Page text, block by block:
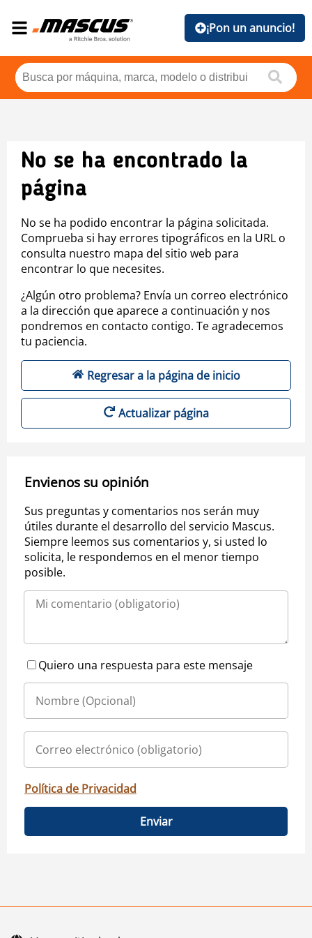
¡Pon un anuncio!
No se ha encontrado la
página
No se ha podido encontrar la página solicitada.
Comprueba si hay errores tipográficos en la URL o
consulta nuestro mapa del sitio web para
encontrar lo que necesites.
¿Algún otro problema? Envía un correo electrónico
a la dirección que aparece a continuación y nos
pondremos en contacto contigo. Te agradecemos
tu paciencia.
Regresar a la página de inicio
Actualizar página
Envienos su opinión
Sus preguntas y comentarios nos serán muy
útiles durante el desarrollo del servicio Mascus.
Siempre leemos sus comentarios y, si usted lo
solicita, le respondemos en el menor tiempo
posible.
Quiero una respuesta para este mensaje
Política de Privacidad
Enviar